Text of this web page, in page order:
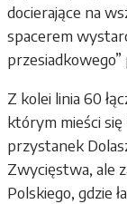
docierające na
spacerem
Z kolei linia 60
którym mieści się
przystanek
Zwycięstwa, ale
Polskiego, gdzie